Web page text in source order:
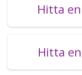
Hitta
Hitta